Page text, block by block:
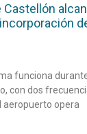
Castellón
funciona
con dos
aeropuerto opera